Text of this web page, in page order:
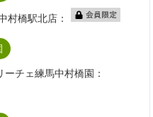
村橋駅北店：
チェ練馬中村橋園：